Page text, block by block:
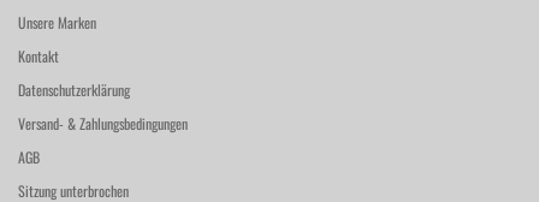
Unsere Marken
Kontakt
Datenschutzerklärung
Versand- & Zahlungsbedingungen
AGB
Sitzung unterbrochen